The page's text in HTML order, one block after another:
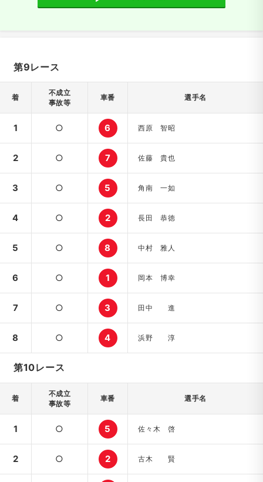
第9レース
着
不成立
事故等
車番 選手名
1 ○ 6 西原 智昭
2 ○ 7 佐藤 貴也
3 ○ 5 角南 一如
4 ○ 2 長田 恭徳
5 ○ 8 中村 雅人
6 ○ 1 岡本 博幸
7 ○ 3 田中 進
8 ○ 4 浜野 淳
第10レース
着
不成立
事故等
車番 選手名
1 ○ 5 佐々木 啓
2 ○ 2 古木 賢